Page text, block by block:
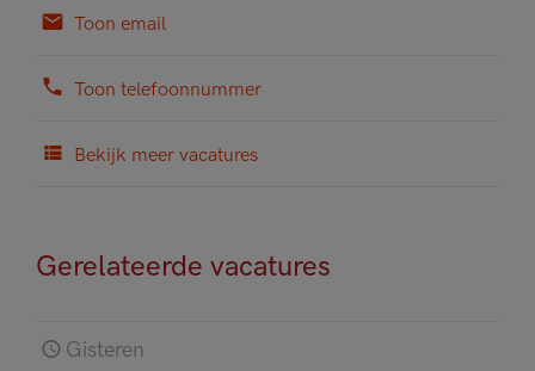
Toon email
Toon telefoonnummer
Bekijk meer vacatures
Gerelateerde vacatures
Gisteren